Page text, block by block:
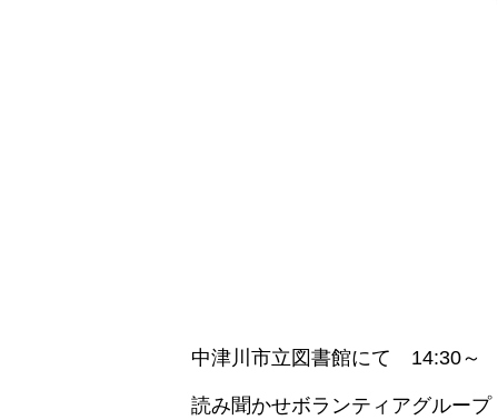
中津川市立図書館にて 14:30～
読み聞かせボランティアグルー